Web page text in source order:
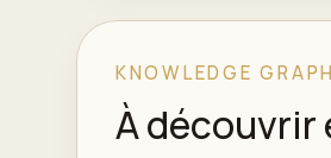
KNOWLEDGE GRAPH
À découvrir